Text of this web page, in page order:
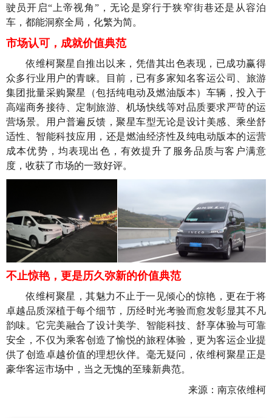
驶员开启“上帝视角”，无论是穿行于狭窄街巷还是从容泊
车，都能洞察全局，化繁为简。
市场认可，成就价值典范
依维柯聚星自推出以来，凭借其出色表现，已成功赢得
众多行业用户的青睐。目前，已有多家知名客运公司、旅游
集团批量采购聚星（包括纯电动及燃油版本）车辆，投入于
高端商务接待、定制旅游、机场快线等对品质要求严苛的运
营场景。用户普遍反馈，聚星车型无论是设计美感、乘坐舒
适性、智能科技应用，还是燃油经济性及纯电动版本的运营
成本优势，均表现出色，有效提升了服务品质与客户满意
度，收获了市场的一致好评。
不止惊艳，更是历久弥新的价值典范
依维柯聚星，其魅力不止于一见倾心的惊艳，更在于将
卓越品质深植于每个细节，历经时光考验而愈发彰显其不凡
韵味。它完美融合了设计美学、智能科技、舒享体验与可靠
安全，不仅为乘客创造了愉悦的旅程体验，更为客运企业提
供了创造卓越价值的理想伙伴。毫无疑问，依维柯聚星正是
豪华客运市场中，当之无愧的至臻新典范。
来源：南京依维柯